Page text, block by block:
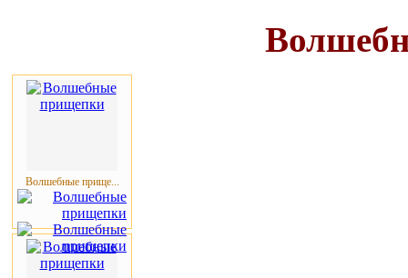
Волшебные прище...